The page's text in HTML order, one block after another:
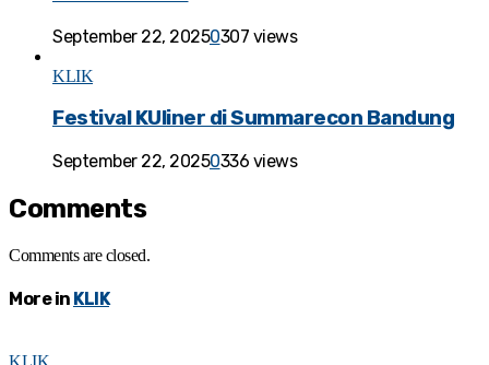
September 22, 20250307 views
KLIK
Festival KUliner di Summarecon Bandung
September 22, 20250336 views
Comments
Comments are closed.
More in KLIK